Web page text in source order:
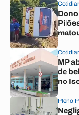
MP
de
no
Pleno